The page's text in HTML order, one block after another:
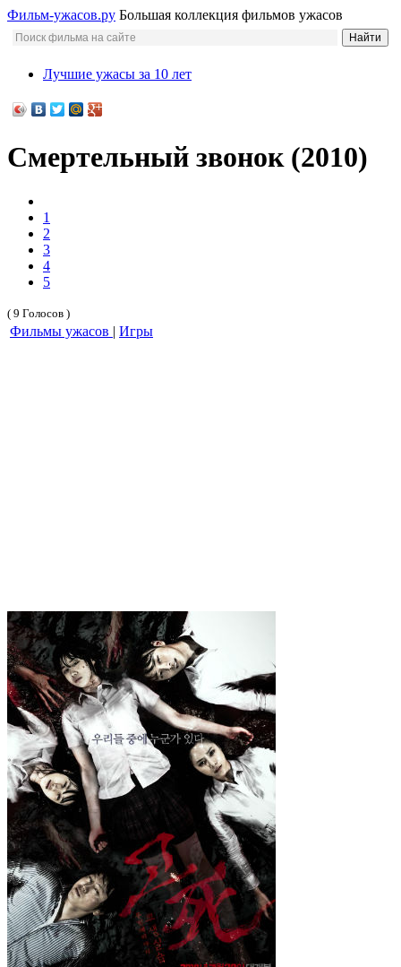
Фильм-ужасов.ру Большая коллекция фильмов ужасов
Лучшие ужасы за 10 лет
Смертельный звонок (2010)
1
2
3
4
5
( 9 Голосов )
Фильмы ужасов | Игры